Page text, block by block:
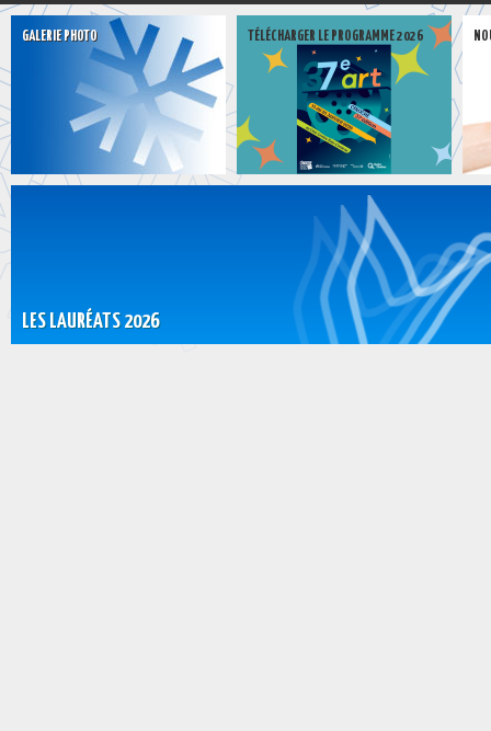
GALERIE PHOTO TÉLÉCHARGER LE PROGRAMME 2026
LES LAURÉATS 2026